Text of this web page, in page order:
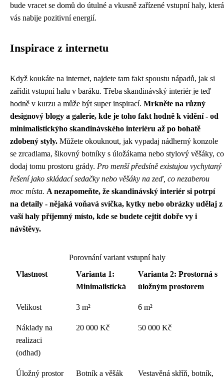
bude vracet se domů do útulné a vkusně zařízené vstupní haly, která
vás nabije pozitivní energií.
Inspirace z internetu
Když koukáte na internet, najdete tam fakt spoustu nápadů, jak si
zařídit vstupní halu v baráku. Třeba skandinávský interiérje teď
hodně v kurzu a může být super inspirací. Mrkněte na různý
designový blogy a galerie, kde je toho fakt hodně k vidění - od
minimalistickýho skandinávského interiéru až po bohatě
zdobený styly. Můžete okouknout, jak vypadaj nádherný konzole
se zrcadlama, šikovný botníky s úložákama nebo stylový věšáky, co
dodaj tomu prostoru grády. Pro menší předsíně existujou vychytaný
řešení jako skládací sedačky nebo věšáky na zeď, co nezaberou
moc místa. A nezapomeňte, že skandinávský interiér si potrpí
na detaily - nějaká voňavá svíčka, kytky nebo obrázky udělaj z
vaší haly příjemný místo, kde se budete cejtit dobře vy i
návštěvy.
Porovnání variant vstupní haly
Vlastnost
Varianta 1:
Minimalistická
Varianta 2: Prostorná s
úložným prostorem
Velikost 3 m² 6 m²
Náklady na
realizaci
(odhad)
20 000 Kč 50 000 Kč
Úložný prostor Botník a věšák
Vestavěná skříň, botník,